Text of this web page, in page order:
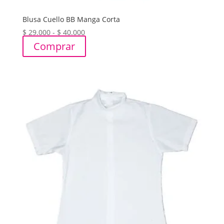
Blusa Cuello BB Manga Corta
$ 29.000 - $ 40.000Rango
precios:
hasta
$ 40.000
Comprar